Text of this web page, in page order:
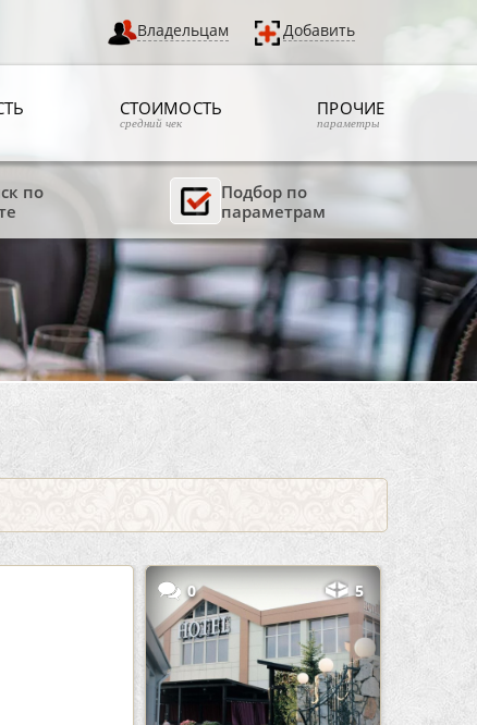
Владельцам Добавить
СТОИМОСТЬ
средний чек
ПРОЧИЕ
параметры
по
Подбор по
параметрам
0 5